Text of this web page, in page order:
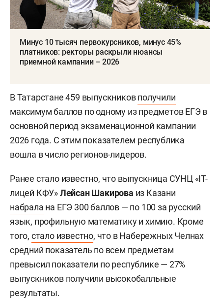
Минус 10 тысяч первокурсников, минус 45%
платников: ректоры раскрыли нюансы
приемной кампании – 2026
В Татарстане 459 выпускниковполучили
максимум баллов по одному из предметов ЕГЭ в
основной период экзаменационной кампании
2026 года. С этим показателем республика
вошла в число регионов-лидеров.
Ранее стало известно, что выпускница СУНЦ «IT-
лицей КФУ»Лейсан Шакирова из Казани
набрала на ЕГЭ 300 баллов — по 100 за русский
язык, профильную математику и химию. Кроме
того, стало известно, что в Набережных Челнах
средний показатель по всем предметам
превысил показатели по республике — 27%
выпускников получили высокобалльные
результаты.